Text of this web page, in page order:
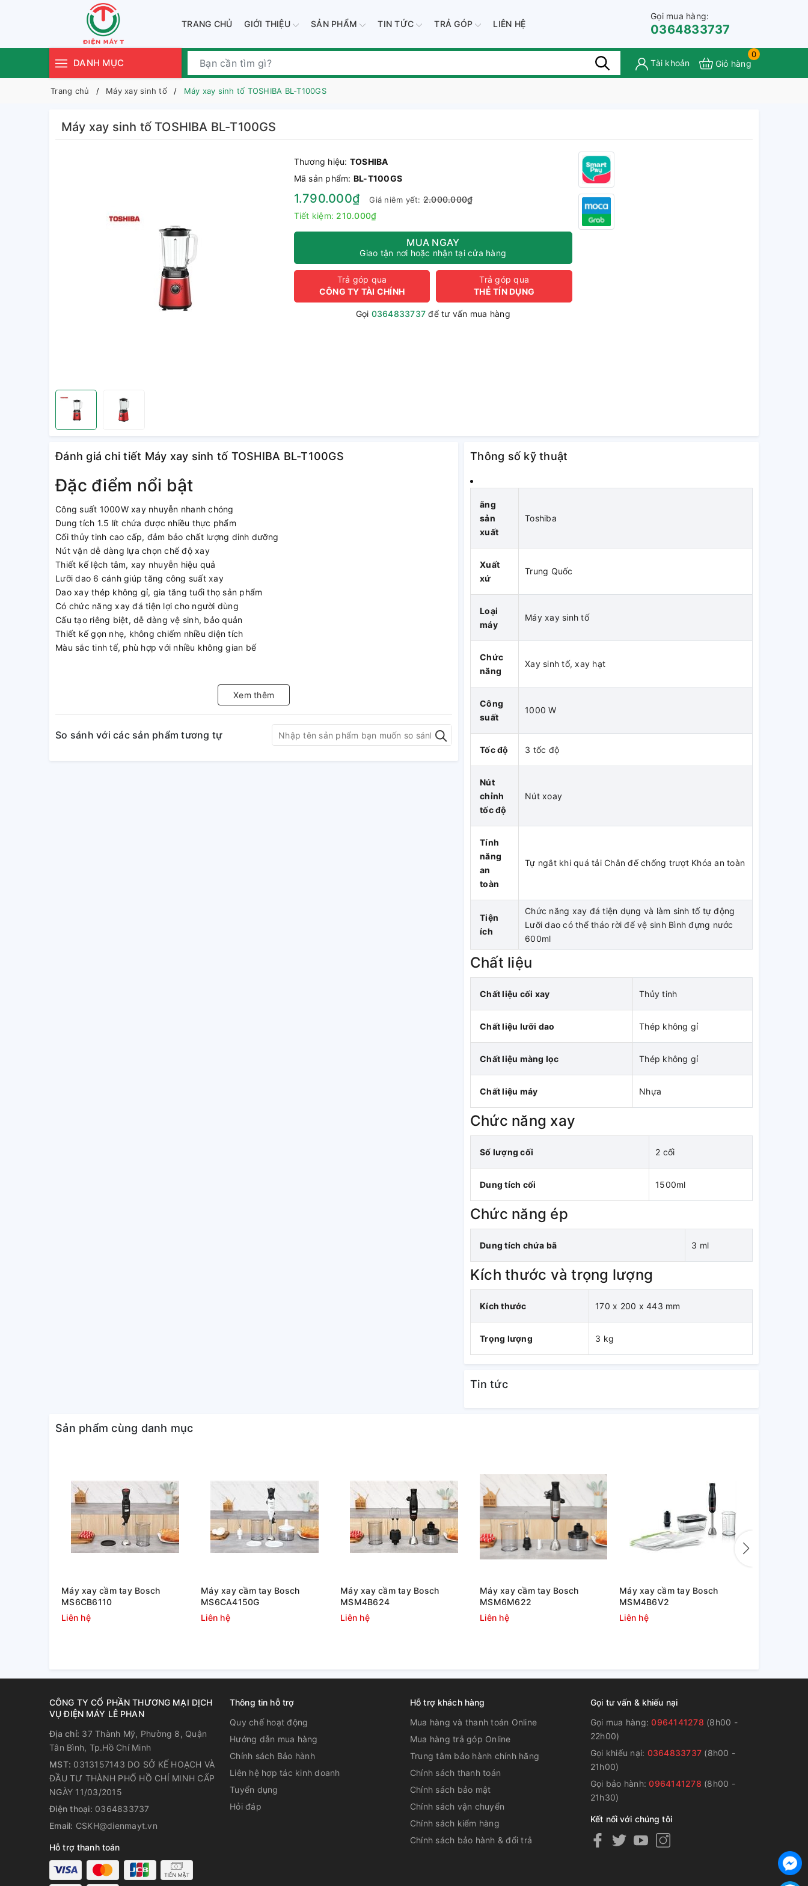
TRANG CHỦ GIỚI THIỆU SẢN PHẨM TIN TỨC TRẢ GÓP LIÊN HỆ
Gọi mua hàng:
0364833737
DANH MỤC Tài khoản
0
Giỏ hàng
Trang chủ Máy xay sinh tố Máy xay sinh tố TOSHIBA BL-T100GS
Máy xay sinh tố TOSHIBA BL-T100GS
Thương hiệu: TOSHIBA
Mã sản phẩm: BL-T100GS
1.790.000₫ Giá niêm yết: 2.000.000₫
Tiết kiệm: 210.000₫
MUA NGAY
Giao tận nơi hoặc nhận tại cửa hàng
Trả góp qua
CÔNG TY TÀI CHÍNH
Trả góp qua
THẺ TÍN DỤNG
Gọi 0364833737 để tư vấn mua hàng
Đánh giá chi tiết Máy xay sinh tố TOSHIBA BL-T100GS
Đặc điểm nổi bật
Công suất 1000W xay nhuyễn nhanh chóng
Dung tích 1.5 lít chứa được nhiều thực phẩm
Cối thủy tinh cao cấp, đảm bảo chất lượng dinh dưỡng
Nút vặn dễ dàng lựa chọn chế độ xay
Thiết kế lệch tâm, xay nhuyễn hiệu quả
Lưỡi dao 6 cánh giúp tăng công suất xay
Dao xay thép không gỉ, gia tăng tuổi thọ sản phẩm
Có chức năng xay đá tiện lợi cho người dùng
Cấu tạo riêng biệt, dễ dàng vệ sinh, bảo quản
Thiết kế gọn nhẹ, không chiếm nhiều diện tích
Màu sắc tinh tế, phù hợp với nhiều không gian bế
Xem thêm
So sánh với các sản phẩm tương tự
Thông số kỹ thuật
ãng
sản
xuất
Toshiba
Xuất
xứ
Trung Quốc
Loại
máy
Máy xay sinh tố
Chức
năng
Xay sinh tố, xay hạt
Công
suất
1000 W
Tốc độ 3 tốc độ
Nút
chỉnh
tốc độ
Nút xoay
Tính
năng
an
toàn
Tự ngắt khi quá tải Chân đế chống trượt Khóa an toàn
Tiện
ích
Chức năng xay đá tiện dụng và làm sinh tố tự động
Lưỡi dao có thể tháo rời để vệ sinh Bình đựng nước
600ml
Chất liệu
Chất liệu cối xay Thủy tinh
Chất liệu lưỡi dao Thép không gỉ
Chất liệu màng lọc Thép không gỉ
Chất liệu máy Nhựa
Chức năng xay
Số lượng cối 2 cối
Dung tích cối 1500ml
Chức năng ép
Dung tích chứa bã 3 ml
Kích thước và trọng lượng
Kích thước 170 x 200 x 443 mm
Trọng lượng 3 kg
Tin tức
Sản phẩm cùng danh mục
Máy xay cầm tay Bosch
MS6CB6110
Liên hệ
Máy xay cầm tay Bosch
MS6CA4150G
Liên hệ
Máy xay cầm tay Bosch
MSM4B624
Liên hệ
Máy xay cầm tay Bosch
MSM6M622
Liên hệ
Máy xay cầm tay Bosch
MSM4B6V2
Liên hệ
CÔNG TY CỔ PHẦN THƯƠNG MẠI DỊCH
VỤ ĐIỆN MÁY LÊ PHAN
Địa chỉ: 37 Thành Mỹ, Phường 8, Quận
Tân Bình, Tp.Hồ Chí Minh
MST: 0313157143 DO SỞ KẾ HOẠCH VÀ
ĐẦU TƯ THÀNH PHỐ HỒ CHÍ MINH CẤP
NGÀY 11/03/2015
Điện thoại: 0364833737
Email: CSKH@dienmayt.vn
Hỗ trợ thanh toán
Thông tin hỗ trợ
Quy chế hoạt động
Hướng dẫn mua hàng
Chính sách Bảo hành
Liên hệ hợp tác kinh doanh
Tuyển dụng
Hỏi đáp
Hỗ trợ khách hàng
Mua hàng và thanh toán Online
Mua hàng trả góp Online
Trung tâm bảo hành chính hãng
Chính sách thanh toán
Chính sách bảo mật
Chính sách vận chuyển
Chính sách kiểm hàng
Chính sách bảo hành & đổi trả
Gọi tư vấn & khiếu nại
Gọi mua hàng:0964141278 (8h00 -
22h00)
Gọi khiếu nại: 0364833737 (8h00 -
21h00)
Gọi bảo hành:0964141278 (8h00 -
21h30)
Kết nối với chúng tôi